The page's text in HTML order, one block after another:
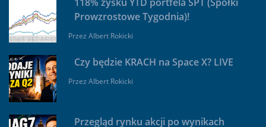
Prowzrostowe Tygodnia)!
Przez Albert Rokicki
Czy będzie KRACH na Space X? LIVE
Przez Albert Rokicki
Przegląd rynku akcji po wynikach